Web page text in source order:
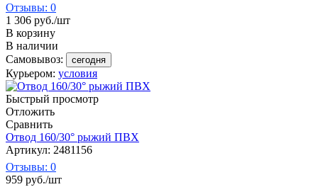
Отзывы: 0
1 306 руб./шт
В корзину
В наличии
Самовывоз:
сегодня
Курьером: условия
Быстрый просмотр
Отложить
Сравнить
Отвод 160/30° рыжий ПВХ
Артикул: 2481156
Отзывы: 0
959 руб./шт